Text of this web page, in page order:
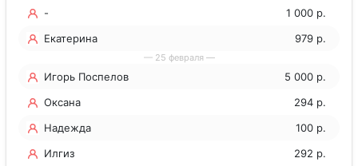
-
1 000 р.
Екатерина
979 р.
— 25 февраля —
Игорь Поспелов
5 000 р.
Оксана
294 р.
Надежда
100 р.
Илгиз
292 р.